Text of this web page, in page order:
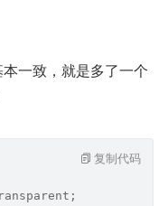
一致，就是多了一个
复制代码